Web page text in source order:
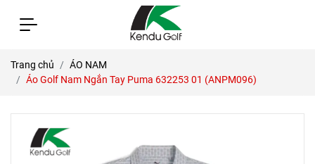
Trang chủ
ÁO NAM
Áo Golf Nam Ngắn Tay Puma 632253 01 (ANPM096)